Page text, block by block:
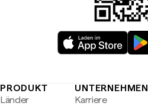
PRODUKT
Länder
UNTERNEHMEN
Karriere